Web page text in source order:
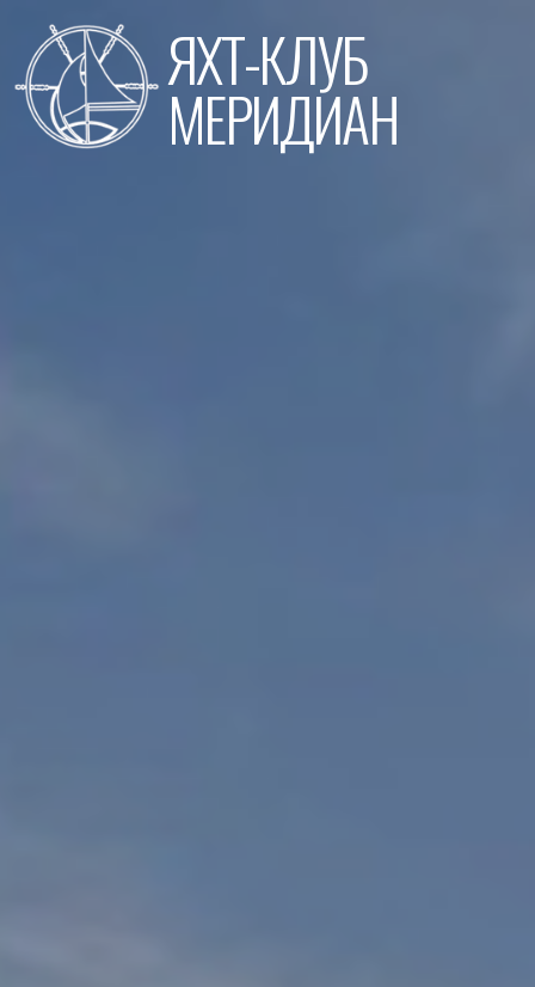
к
содержимому
ЯХТ-КЛУБ
МЕРИДИАН